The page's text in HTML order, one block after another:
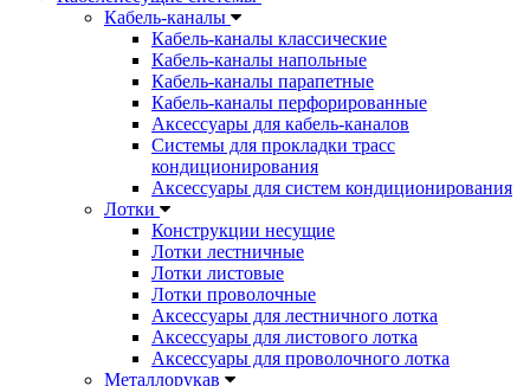
Кабель-каналы
Кабель-каналы классические
Кабель-каналы напольные
Кабель-каналы парапетные
Кабель-каналы перфорированные
Аксессуары для кабель-каналов
Системы для прокладки трасс
кондиционирования
Аксессуары для систем кондиционирования
Лотки
Конструкции несущие
Лотки лестничные
Лотки листовые
Лотки проволочные
Аксессуары для лестничного лотка
Аксессуары для листового лотка
Аксессуары для проволочного лотка
Металлорукав